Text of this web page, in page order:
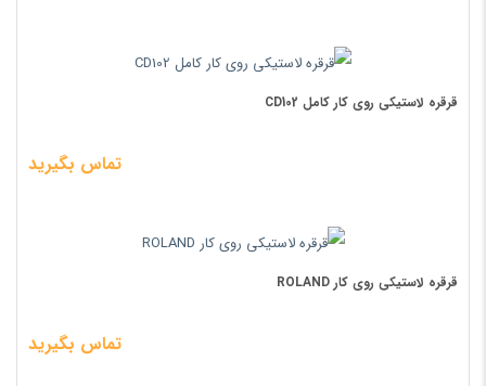
قرقره لاستیکی روی کار کامل CD102
تماس بگیرید
قرقره لاستیکی روی کار ROLAND
تماس بگیرید